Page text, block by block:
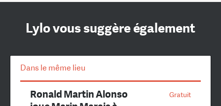
Lylo vous suggère également
Dans le même lieu
Gratuit
Ronald Martin Alonso